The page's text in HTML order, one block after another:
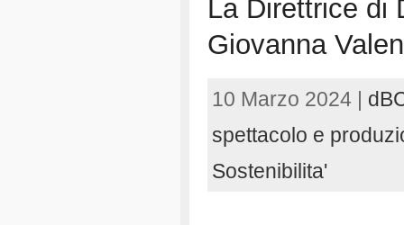
La Direttrice di
Giovanna
10 Marzo 2024 |
spettacolo e
Sostenibilita'